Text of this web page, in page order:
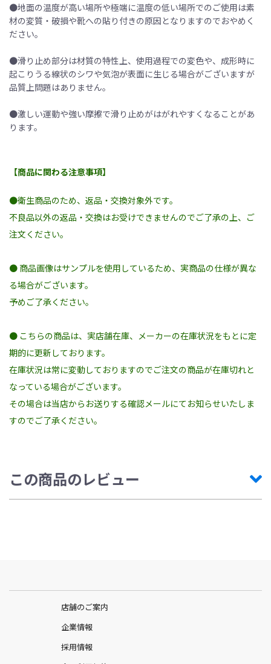
●地面の温度が高い場所や極端に温度の低い場所でのご使用は素
材の変質・破損や靴への貼り付きの原因となりますのでおやめく
ださい。
●滑り止め部分は材質の特性上、使用過程での変色や、成形時に
起こりうる線状のシワや気泡が表面に生じる場合がございますが
品質上問題はありません。
●激しい運動や強い摩擦で滑り止めがはがれやすくなることがあ
ります。
【商品に関わる注意事項】
●衛生商品のため、返品・交換対象外です。
不良品以外の返品・交換はお受けできませんのでご了承の上、ご
注文ください。
● 商品画像はサンプルを使用しているため、実商品の仕様が異な
る場合がございます。
予めご了承ください。
● こちらの商品は、実店舗在庫、メーカーの在庫状況をもとに定
期的に更新しております。
在庫状況は常に変動しておりますのでご注文の商品が在庫切れと
なっている場合がございます。
その場合は当店からお送りする確認メールにてお知らせいたしま
すのでご了承ください。
この商品のレビュー
店舗のご案内
企業情報
採用情報